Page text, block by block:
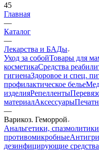
45
Главная
—
Каталог
—
Лекарства и БАДы
Уход за собойТовары для
косметикаСредства
гигиенаЗдоровое и спец.
профилактическое белье
изделияРепелленты
материалАксессуары
—
Варикоз. Геморрой
Анальгетики, спазмолитики
противомикробные
дезинфицирующие средства